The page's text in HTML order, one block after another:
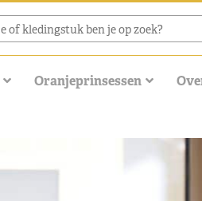
Oranjeprinsessen